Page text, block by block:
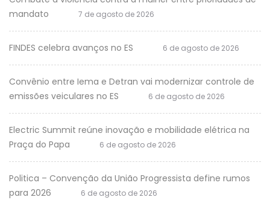
mandato
7 de agosto de 2026
FINDES celebra avanços no ES 6 de agosto de 2026
Convênio entre Iema e Detran vai modernizar controle de
emissões veiculares no ES
6 de agosto de 2026
Electric Summit reúne inovação e mobilidade elétrica na
Praça do Papa
6 de agosto de 2026
Politica – Convenção da União Progressista define rumos
para 2026
6 de agosto de 2026